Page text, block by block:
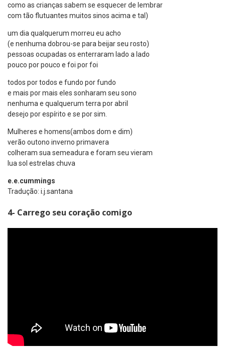
como as crianças sabem se esquecer de lembrar
com tão flutuantes muitos sinos acima e tal)
um dia qualquerum morreu eu acho
(e nenhuma dobrou-se para beijar seu rosto)
pessoas ocupadas os enterraram lado a lado
pouco por pouco e foi por foi
todos por todos e fundo por fundo
e mais por mais eles sonharam seu sono
nenhuma e qualquerum terra por abril
desejo por espírito e se por sim.
Mulheres e homens(ambos dom e dim)
verão outono inverno primavera
colheram sua semeadura e foram seu vieram
lua sol estrelas chuva
e.e.cummings
Tradução: i.j.santana
4- Carrego seu coração comigo